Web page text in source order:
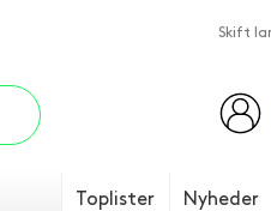
Skift
Toplister Nyheder